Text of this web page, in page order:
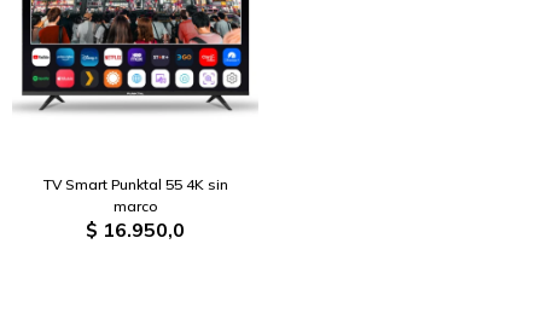
TV Smart Punktal 55 4K sin
marco
$ 16.950,0